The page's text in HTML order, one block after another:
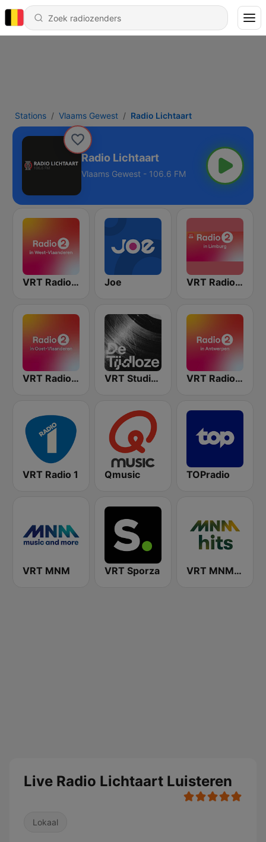
Stations Vlaams Gewest Radio Lichtaart
Radio Lichtaart
Vlaams Gewest - 106.6 FM
VRT Radio 2 West-Vlaanderen Joe VRT Radio 2 Limburg
VRT Radio 2 Oost-Vlaanderen VRT Studio Brussel - De Tijdloze VRT Radio 2 Antwerpen
VRT Radio 1 Qmusic TOPradio
VRT MNM VRT Sporza VRT MNM Hits
Live Radio Lichtaart Luisteren
Lokaal